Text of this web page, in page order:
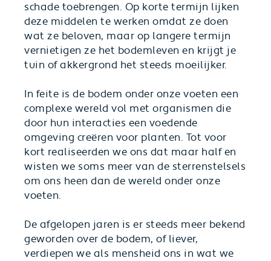
schade toebrengen. Op korte termijn lijken
deze middelen te werken omdat ze doen
wat ze beloven, maar op langere termijn
vernietigen ze het bodemleven en krijgt je
tuin of akkergrond het steeds moeilijker.
In feite is de bodem onder onze voeten een
complexe wereld vol met organismen die
door hun interacties een voedende
omgeving creëren voor planten. Tot voor
kort realiseerden we ons dat maar half en
wisten we soms meer van de sterrenstelsels
om ons heen dan de wereld onder onze
voeten.
De afgelopen jaren is er steeds meer bekend
geworden over de bodem, of liever,
verdiepen we als mensheid ons in wat we